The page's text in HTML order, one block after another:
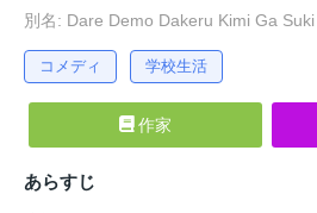
別名: Dare Demo Dakeru Kimi Ga Suki
コメディ 学校生活
作家
あらすじ